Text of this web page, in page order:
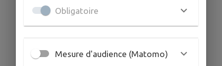
DÉCEMBRE 2025 :
dimanche 7 décembre,
dimanche 14 décembre,
Obligatoire
Mesure d'audience (Matomo)